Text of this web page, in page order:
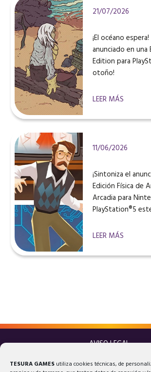
TESURA GAMES utiliza cookies técnicas, de
21/07/2026
¡El océano
anunciado en una
Edition para
otoño!
LEER MÁS
11/06/2026
¡Sintoniza el
Edición Física de
Arcadia para
PlayStation®5
LEER MÁS
AVISO LEGAL
POLÍTICA DE COOKIES